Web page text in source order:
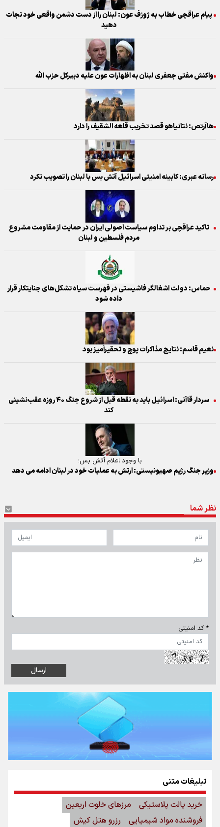
پیام عراقچی خطاب به ژوزف عون: لبنان را از دست دشمن واقعی خود نجات
دهید
واکنش مفتی جعفری لبنان به اظهارات عون علیه دبیرکل حزب الله
هاآرتص: نتانیاهو قصد تخریب قلعه الشقیف را دارد
رسانه عبری: کابینه امنیتی اسرائیل آتش بس با لبنان را تصویب نکرد
تاکید عراقچی بر تداوم سیاست اصولی ایران در حمایت از مقاومت مشروع
مردم فلسطین و لبنان
حماس: دولت اشغالگر فاشیستی در فهرست سیاه تشکل‌های جنایتکار قرار
داده شود
نعیم قاسم: نتایج مذاکرات پوچ و تحقیرآمیز بود
سردار قاآنی: اسرائیل باید به نقطه قبل از شروع جنگ ۴۰ روزه عقب‌نشینی
کند
با وجود ‍اعلام آتش بس؛
وزیر جنگ رژیم صهیونیستی: ارتش به عملیات خود در لبنان ادامه می دهد
نظر شما
* کد امنیتی
تبلیغات متنی
خرید پالت پلاستیکی
مرزهای خلوت اربعین
فروشنده مواد شیمیایی
رزرو هتل کیش